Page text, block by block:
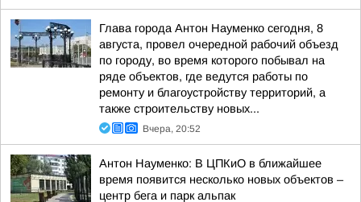
Глава города Антон Науменко сегодня, 8
августа, провел очередной рабочий объезд
по городу, во время которого побывал на
ряде объектов, где ведутся работы по
ремонту и благоустройству территорий, а
также строительству новых...
Вчера, 20:52
Антон Науменко: В ЦПКиО в ближайшее
время появится несколько новых объектов –
центр бега и парк альпак